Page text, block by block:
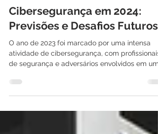
5 de dez. de 2023
5 min de leitura
Cibersegurança em 2024:
Previsões e Desafios Futuros
O ano de 2023 foi marcado por uma intensa
de segurança e adversários envolvidos em um
jogo...